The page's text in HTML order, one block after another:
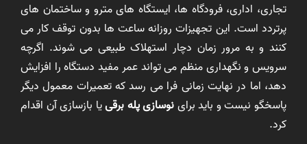
تجاری، اداری، فرودگاه ها، ایستگاه های مترو و ساختمان های
پرتردد است. این تجهیزات روزانه ساعت ها بدون توقف کار می
کنند و به مرور زمان دچار استهلاک طبیعی می شوند. اگرچه
سرویس و نگهداری منظم می تواند عمر مفید دستگاه را افزایش
دهد، اما در نهایت زمانی فرا می رسد که تعمیرات معمول دیگر
پاسخگو نیست و باید براینوسازی پله برقییا بازسازی آن اقدام
کرد.